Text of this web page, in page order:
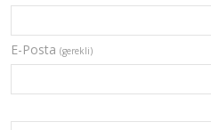
E-Posta (gerekli)